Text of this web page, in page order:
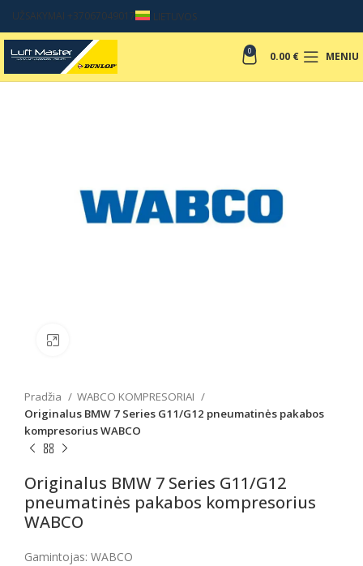
UŽSAKYMAI +37067049017 LIETUVOS
0 0.00 € MENIU
Pradžia
WABCO KOMPRESORIAI
Originalus BMW 7 Series G11/G12 pneumatinės pakabos
kompresorius WABCO
Originalus BMW 7 Series G11/G12
pneumatinės pakabos kompresorius
WABCO
Gamintojas: WABCO